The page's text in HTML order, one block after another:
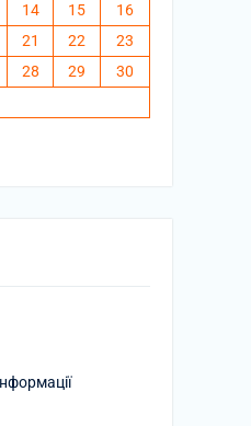
14 15
16
21 22
23
28 29
30